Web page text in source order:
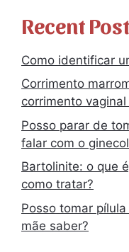
Recent
Como identificar
Corrimento
corrimento
Posso parar de
falar com o
Bartolinite: o que
como tratar?
Posso tomar
mãe saber?